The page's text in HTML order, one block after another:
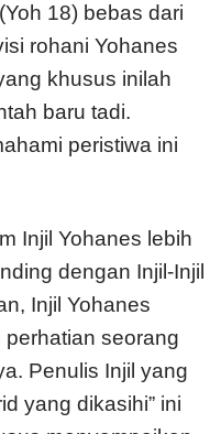
18) bebas dari
rohani Yohanes
khusus inilah
baru tadi.
peristiwa ini
Injil Yohanes lebih
dengan Injil-Injil
Injil Yohanes
seorang
Penulis Injil yang
yang dikasihi” ini